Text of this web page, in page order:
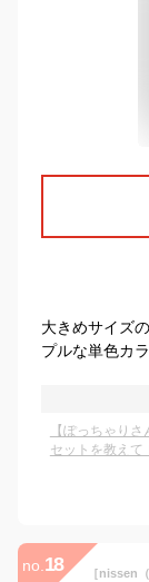
大きめサイズ
プルな単色カ
【ぽっちゃり
セットを教えて
no. 18